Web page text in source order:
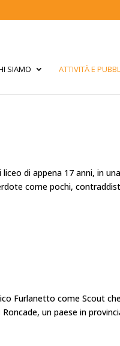
SIAMO ATTIVITÀ E
di appena 17 anni, in
come pochi,
Furlanetto come Scout
un paese in